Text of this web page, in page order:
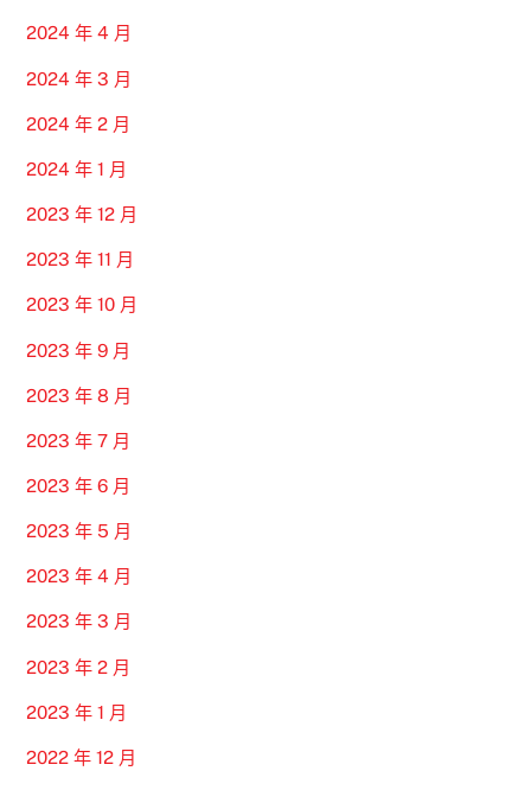
2024 年 4 月
2024 年 3 月
2024 年 2 月
2024 年 1 月
2023 年 12 月
2023 年 11 月
2023 年 10 月
2023 年 9 月
2023 年 8 月
2023 年 7 月
2023 年 6 月
2023 年 5 月
2023 年 4 月
2023 年 3 月
2023 年 2 月
2023 年 1 月
2022 年 12 月